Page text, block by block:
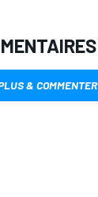
& COMMENTER